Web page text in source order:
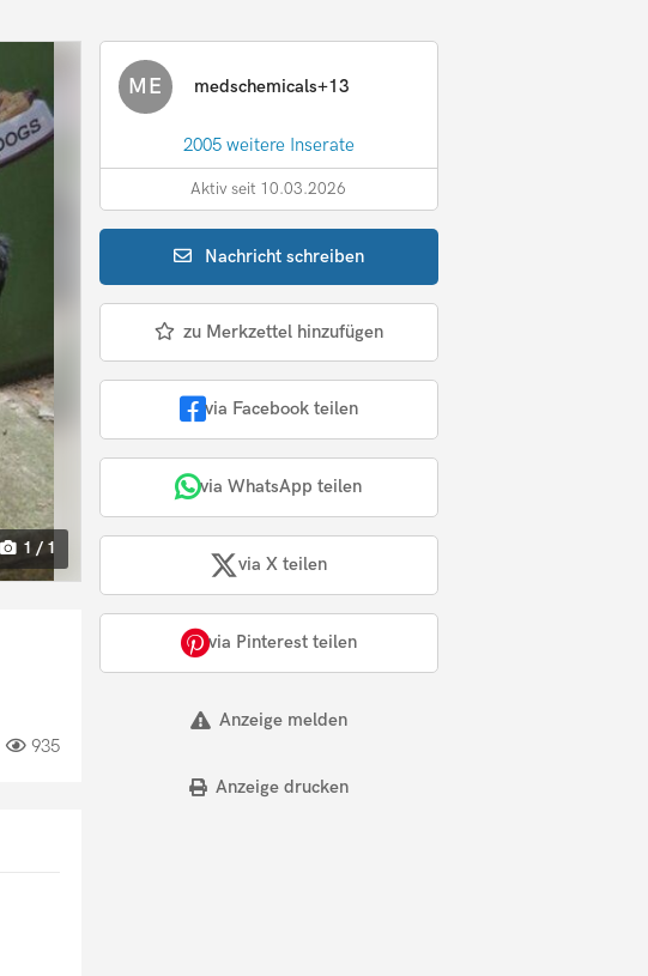
1 / 1
935
ME medschemicals+13
2005 weitere Inserate
Aktiv seit 10.03.2026
Nachrichtschreiben
zu Merkzettel hinzufügen
via Facebook teilen
via WhatsApp teilen
via X teilen
via Pinterest teilen
Anzeige melden
Anzeige drucken